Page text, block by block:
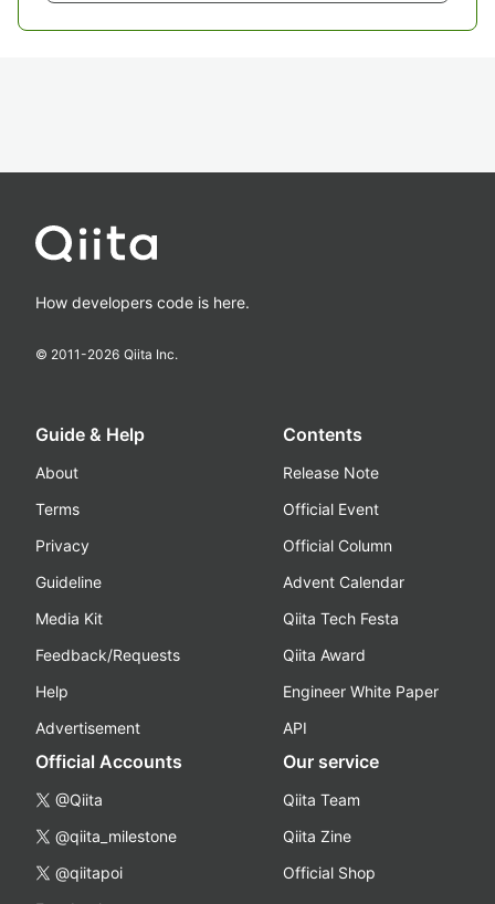
How developers code is here.
© 2011-2026 Qiita Inc.
Guide & Help
About
Terms
Privacy
Guideline
Media Kit
Feedback/Requests
Help
Advertisement
Contents
Release Note
Official Event
Official Column
Advent Calendar
Qiita Tech Festa
Qiita Award
Engineer White Paper
API
Official Accounts
@Qiita
@qiita_milestone
@qiitapoi
Our service
Qiita Team
Qiita Zine
Official Shop